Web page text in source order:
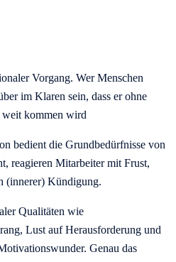
Vorgang. Wer Menschen
im Klaren sein, dass er ohne
kommen wird
bedient die Grundbedürfnisse von
reagieren Mitarbeiter mit Frust,
(innerer) Kündigung.
Qualitäten wie
Lust auf Herausforderung und
Genau das